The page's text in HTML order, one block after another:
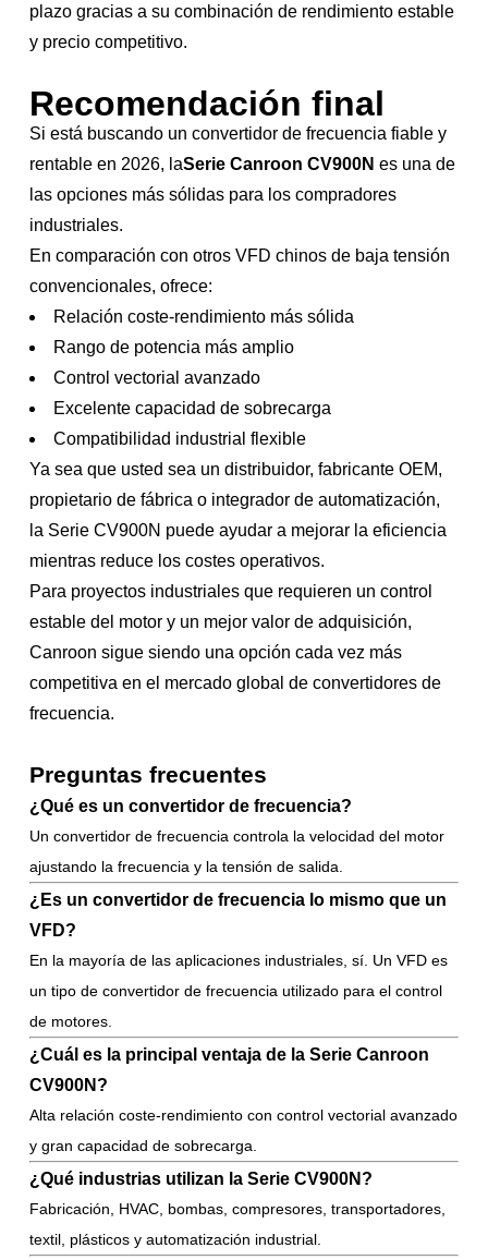
plazo gracias a su combinación de rendimiento estable
y precio competitivo.
Recomendación final
Si está buscando un convertidor de frecuencia fiable y
rentable en 2026, laSerie Canroon CV900N es una de
las opciones más sólidas para los compradores
industriales.
En comparación con otros VFD chinos de baja tensión
convencionales, ofrece:
Relación coste-rendimiento más sólida
Rango de potencia más amplio
Control vectorial avanzado
Excelente capacidad de sobrecarga
Compatibilidad industrial flexible
Ya sea que usted sea un distribuidor, fabricante OEM,
propietario de fábrica o integrador de automatización,
la Serie CV900N puede ayudar a mejorar la eficiencia
mientras reduce los costes operativos.
Para proyectos industriales que requieren un control
estable del motor y un mejor valor de adquisición,
Canroon sigue siendo una opción cada vez más
competitiva en el mercado global de convertidores de
frecuencia.
Preguntas frecuentes
¿Qué es un convertidor de frecuencia?
Un convertidor de frecuencia controla la velocidad del motor
ajustando la frecuencia y la tensión de salida.
¿Es un convertidor de frecuencia lo mismo que un
VFD?
En la mayoría de las aplicaciones industriales, sí. Un VFD es
un tipo de convertidor de frecuencia utilizado para el control
de motores.
¿Cuál es la principal ventaja de la Serie Canroon
CV900N?
Alta relación coste-rendimiento con control vectorial avanzado
y gran capacidad de sobrecarga.
¿Qué industrias utilizan la Serie CV900N?
Fabricación, HVAC, bombas, compresores, transportadores,
textil, plásticos y automatización industrial.